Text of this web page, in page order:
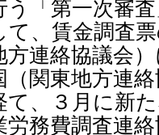
う「第一次審
て、賃金調査
方連絡協議会
（関東地方連
て、３月に新
労務費調査連